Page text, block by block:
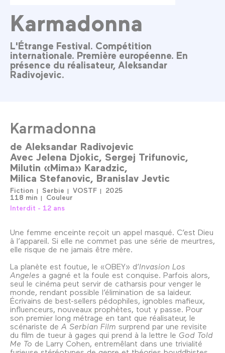
Karmadonna
L'Étrange Festival. Compétition
internationale. Première européenne. En
présence du réalisateur, Aleksandar
Radivojevic.
Karmadonna
de Aleksandar Radivojevic
Avec Jelena Djokic Sergej Trifunovic
Milutin «Mima» Karadzic
Milica Stefanovic Branislav Jevtic
Fiction Serbie VOSTF
2025
118 min
Couleur
Interdit - 12 ans
Une femme enceinte reçoit un appel masqué. C’est Dieu
à l’appareil. Si elle ne commet pas une série de meurtres,
elle risque de ne jamais être mère.
La planète est foutue, le «OBEY» d’Invasion Los
Angeles a gagné et la foule est conquise. Parfois alors,
seul le cinéma peut servir de catharsis pour venger le
monde, rendant possible l’élimination de sa laideur.
Écrivains de best-sellers pédophiles, ignobles mafieux,
influenceurs, nouveaux prophètes, tout y passe. Pour
son premier long métrage en tant que réalisateur, le
scénariste de A Serbian Film surprend par une revisite
du film de tueur à gages qui prend à la lettre le God Told
Me To de Larry Cohen, entremêlant dans une trivialité